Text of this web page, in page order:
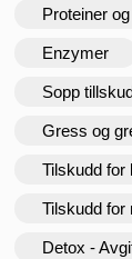
Proteiner
Enzymer
Sopp
Gress og
Tilskudd for
Tilskudd for
Detox -